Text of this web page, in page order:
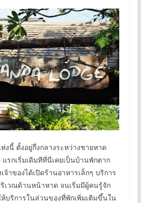
งนี้ ตั้งอยู่กึ่งกลางระหว่างชายหาด
รกเริ่มเดิมทีที่นี่เคยเป็นบ้านพักตาก
จ้าของได้เปิดร้านอาหารเล็กๆ บริการ
เวณด้านหน้าหาด จนเริ่มมีผู้คนรู้จัก
บริการในส่วนของที่พักเพิ่มเติมขึ้นใน